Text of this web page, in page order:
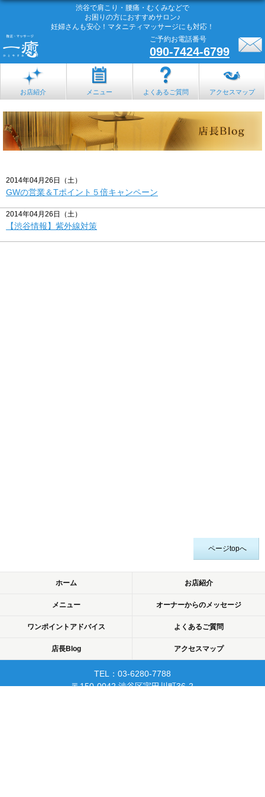
渋谷で肩こり・腰痛・むくみなどで
お困りの方におすすめサロン♪
妊婦さんも安心！マタニティマッサージにも対応！
ご予約お電話番号
090-7424-6799
お店紹介 メニュー よくあるご質問 アクセスマップ
2014年04月26日（土）
GWの営業＆Tポイント５倍キャンペーン
2014年04月26日（土）
【渋谷情報】紫外線対策
ページtopへ
ホーム お店紹介
メニュー オーナーからのメッセージ
ワンポイントアドバイス よくあるご質問
店長Blog アクセスマップ
TEL：03-6280-7788
〒150-0042 渋谷区宇田川町36-2